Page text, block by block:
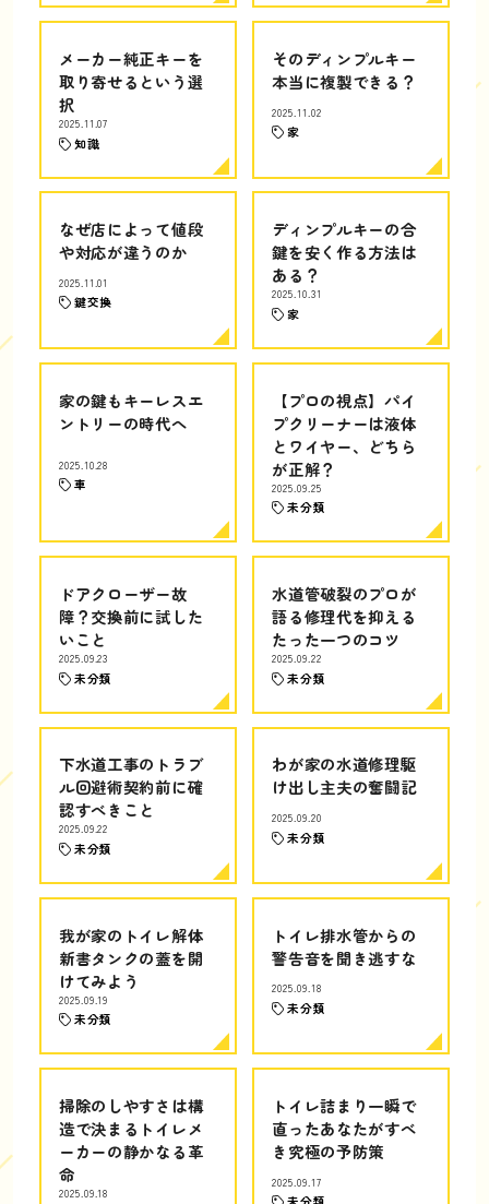
メーカー純正キーを
取り寄せるという選
択
2025.11.07
知識
そのディンプルキー
本当に複製できる？
2025.11.02
家
なぜ店によって値段
や対応が違うのか
2025.11.01
鍵交換
ディンプルキーの合
鍵を安く作る方法は
ある？
2025.10.31
家
家の鍵もキーレスエ
ントリーの時代へ
2025.10.28
車
【プロの視点】パイ
プクリーナーは液体
とワイヤー、どちら
が正解？
2025.09.25
未分類
ドアクローザー故
障？交換前に試した
いこと
2025.09.23
未分類
水道管破裂のプロが
語る修理代を抑える
たった一つのコツ
2025.09.22
未分類
下水道工事のトラブ
ル回避術契約前に確
認すべきこと
2025.09.22
未分類
わが家の水道修理駆
け出し主夫の奮闘記
2025.09.20
未分類
我が家のトイレ解体
新書タンクの蓋を開
けてみよう
2025.09.19
未分類
トイレ排水管からの
警告音を聞き逃すな
2025.09.18
未分類
掃除のしやすさは構
造で決まるトイレメ
ーカーの静かなる革
命
2025.09.18
トイレ詰まり一瞬で
直ったあなたがすべ
き究極の予防策
2025.09.17